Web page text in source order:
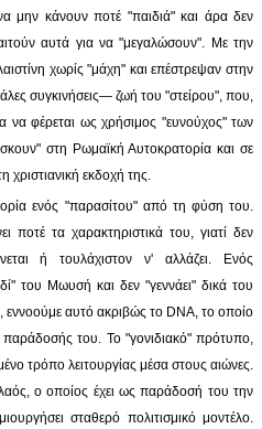
μην κάνουν ποτέ "παιδιά" και άρα δεν
αυτά για να "μεγαλώσουν". Με την
χωρίς "μάχη" και επέστρεψαν στην
συγκινήσεις— ζωή του "στείρου", που,
να φέρεται ως χρήσιμος "ευνούχος" των
στη Ρωμαϊκή Αυτοκρατορία και σε
χριστιανική εκδοχή της.
ενός "παρασίτου" από τη φύση του.
ποτέ τα χαρακτηριστικά του, γιατί δεν
ή τουλάχιστον ν' αλλάζει. Ενός
του Μωυσή και δεν "γεννάει" δικά του
αυτό ακριβώς το DNA, το οποίο
του. Το "γονιδιακό" πρότυπο,
τρόπο λειτουργίας μέσα στους αιώνες.
ο οποίος έχει ως παράδοσή του την
σταθερό πολιτισμικό μοντέλο.